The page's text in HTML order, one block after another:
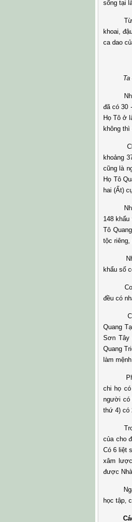
sống tại
Từ xa
khoai,
ca dao
Ta ở
Như
đã có 30
Họ Tô ở
không
Chi Họ
khoảng
cũng là
Họ Tô
hai (Ất)
Nhánh
148
Tô
tộc
Nhánh
khẩu số
Con
đều có
Con
Quang
Sơn Tây
Quang
làm
Phát
chi họ
người có
thứ 4) có
Trong
của cho
Có 6 liệt
xâm
được
Ngày
học tập,
Các